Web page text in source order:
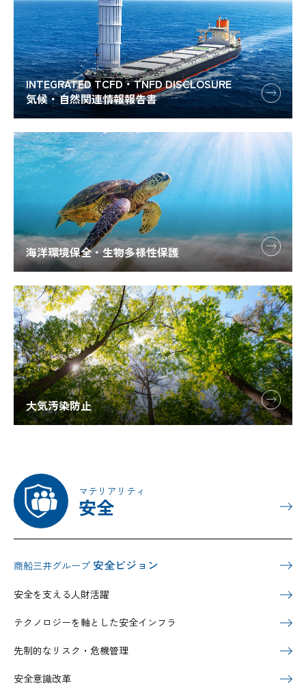
INTEGRATED TCFD・TNFD DISCLOSURE
気候・自然関連情報報告書
海洋環境保全・生物多様性保護
大気汚染防止
マテリアリティ
安全
商船三井グループ 安全ビジョン
安全を支える人財活躍
テクノロジーを軸とした安全インフラ
先制的なリスク・危機管理
安全意識改革